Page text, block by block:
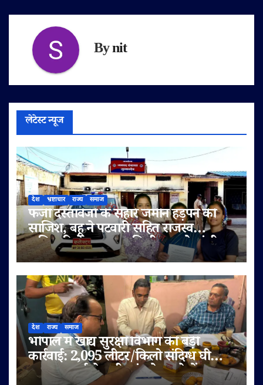
Bynit
लेटेस्ट न्यूज
देश भ्रष्टाचार राज्य समाज
फर्जी दस्तावेजों के सहारे जमीन हड़पने की
साजिश, बहू ने पटवारी सहित राजस्व
अधिकारियों पर लगाए मिलीभगत के गंभीर
आरोप
देश राज्य समाज
भोपाल में खाद्य सुरक्षा विभाग की बड़ी
कार्रवाई: 2,095 लीटर/किलो संदिग्ध घी
जब्त, सप्लाई चेन भी जांच के दायरे में